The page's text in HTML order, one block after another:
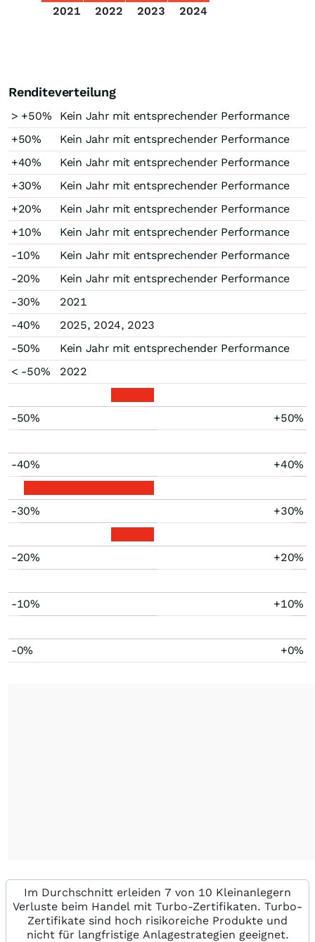
2021
2022 2023 2024
Renditeverteilung
> +50%
Kein Jahr mit entsprechender Performance
+50%
Kein Jahr mit entsprechender Performance
+40%
Kein Jahr mit entsprechender Performance
+30%
Kein Jahr mit entsprechender Performance
+20%
Kein Jahr mit entsprechender Performance
+10%
Kein Jahr mit entsprechender Performance
-10%
Kein Jahr mit entsprechender Performance
-20%
Kein Jahr mit entsprechender Performance
-30%
2021
-40%
2025, 2024, 2023
-50%
Kein Jahr mit entsprechender Performance
< -50%
2022
-50% +50%
-40% +40%
-30% +30%
-20% +20%
-10% +10%
-0% +0%
Im Durchschnitt erleiden 7 von 10 Kleinanlegern
Verluste beim Handel mit Turbo-Zertifikaten. Turbo-
Zertifikate sind hoch risikoreiche Produkte und
nicht für langfristige Anlagestrategien geeignet.